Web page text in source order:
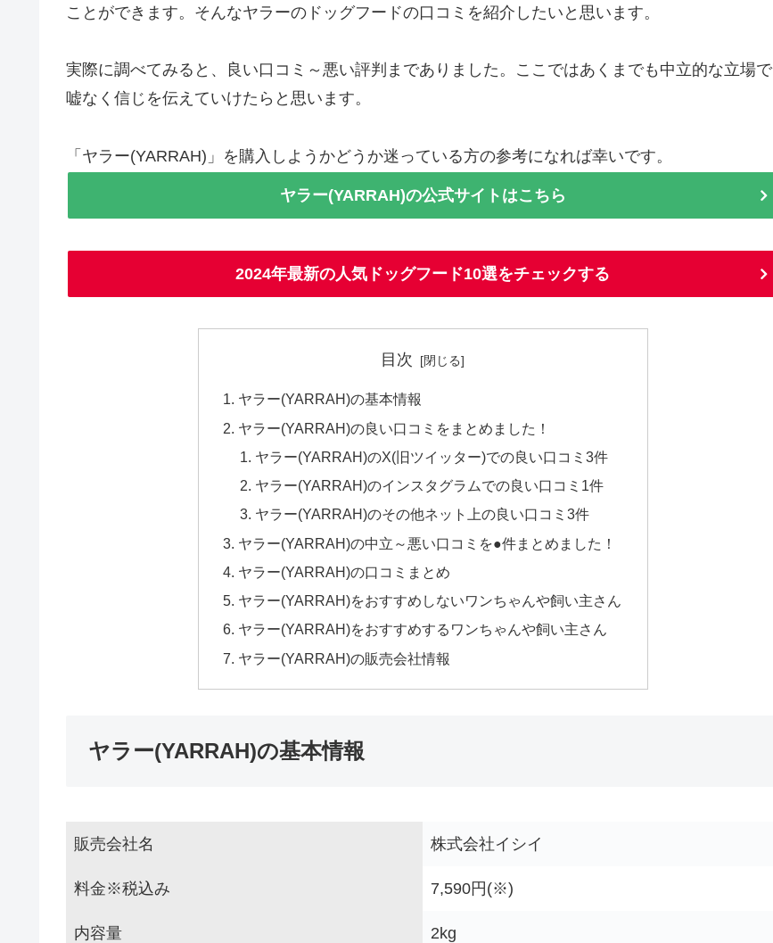
ことができます。そんなヤラーのドッグフードの口コミを紹介したいと思います。
実際に調べてみると、良い口コミ～悪い評判までありました。ここではあくまでも中立的な立場で
嘘なく信じを伝えていけたらと思います。
「ヤラー(YARRAH)」を購入しようかどうか迷っている方の参考になれば幸いです。
ヤラー(YARRAH)の公式サイトはこちら
2024年最新の人気ドッグフード10選をチェックする
目次
ヤラー(YARRAH)の基本情報
ヤラー(YARRAH)の良い口コミをまとめました！
ヤラー(YARRAH)のX(旧ツイッター)での良い口コミ3件
ヤラー(YARRAH)のインスタグラムでの良い口コミ1件
ヤラー(YARRAH)のその他ネット上の良い口コミ3件
ヤラー(YARRAH)の中立～悪い口コミを●件まとめました！
ヤラー(YARRAH)の口コミまとめ
ヤラー(YARRAH)をおすすめしないワンちゃんや飼い主さん
ヤラー(YARRAH)をおすすめするワンちゃんや飼い主さん
ヤラー(YARRAH)の販売会社情報
ヤラー(YARRAH)の基本情報
販売会社名 株式会社イシイ
料金※税込み 7,590円(※)
内容量 2kg